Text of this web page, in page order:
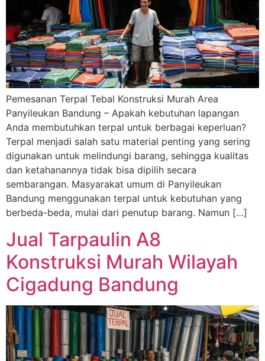
Pemesanan Terpal Tebal Konstruksi Murah Area
Panyileukan Bandung – Apakah kebutuhan lapangan
Anda membutuhkan terpal untuk berbagai keperluan?
Terpal menjadi salah satu material penting yang sering
digunakan untuk melindungi barang, sehingga kualitas
dan ketahanannya tidak bisa dipilih secara
sembarangan. Masyarakat umum di Panyileukan
Bandung menggunakan terpal untuk kebutuhan yang
berbeda-beda, mulai dari penutup barang. Namun […]
Jual Tarpaulin A8
Konstruksi Murah Wilayah
Cigadung Bandung